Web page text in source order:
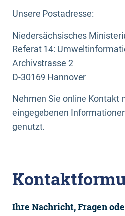
Unsere Postadresse:
Niedersächsisches
Referat 14:
Archivstrasse 2
D-30169 Hannover
Nehmen Sie online Kontakt
eingegebenen
genutzt.
Ihre Nachricht, Fragen